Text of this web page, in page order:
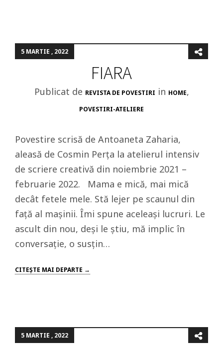
5 MARTIE , 2022
FIARA
Publicat de REVISTA DE POVESTIRI in HOME,
POVESTIRI-ATELIERE
Povestire scrisă de Antoaneta Zaharia,
aleasă de Cosmin Perța la atelierul intensiv
de scriere creativă din noiembrie 2021 –
februarie 2022. Mama e mică, mai mică
decât fetele mele. Stă lejer pe scaunul din
față al mașinii. Îmi spune aceleași lucruri. Le
ascult din nou, deși le știu, mă implic în
conversație, o susțin…
CITEŞTE MAI DEPARTE →
5 MARTIE , 2022